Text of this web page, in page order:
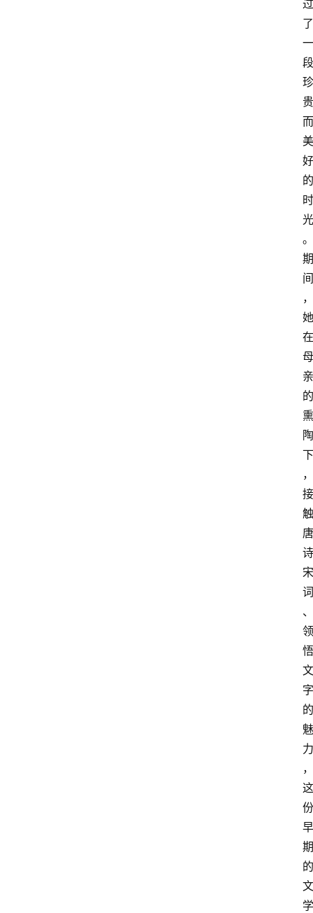
过
了
一
段
珍
贵
而
美
好
的
时
光
。
期
间
，
她
在
母
亲
的
熏
陶
下
，
接
触
唐
诗
宋
词
、
领
悟
文
字
的
魅
力
，
这
份
早
期
的
文
学